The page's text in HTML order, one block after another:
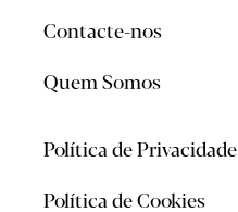
Contacte-nos
Quem Somos
Política de Privacidade
Política de Cookies